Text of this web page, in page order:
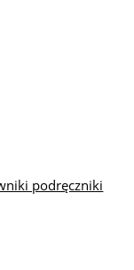
podręczniki